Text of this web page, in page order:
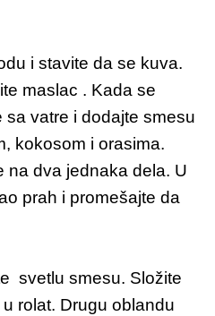
i stavite da se kuva.
maslac . Kada se
sa vatre i dodajte smesu
kokosom i orasima.
na dva jednaka dela. U
prah i promešajte da
svetlu smesu. Složite
rolat. Drugu oblandu